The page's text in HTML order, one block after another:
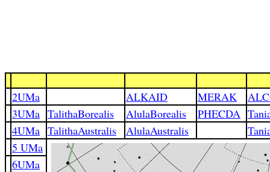
2UMa ALKAID MERAK
3UMa TalithaBorealis AlulaBorealis PHECDA
4UMa TalithaAustralis AlulaAustralis
5 UMa
6UMa